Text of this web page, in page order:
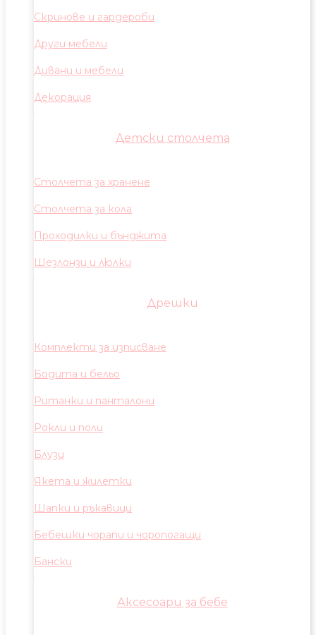
Скринове и гардероби
Други мебели
Дивани и мебели
Декорация
Детски столчета
Столчета за хранене
Столчета за кола
Проходилки и бънджита
Шезлонзи и люлки
Дрешки
Комплекти за изписване
Бодита и бельо
Ританки и панталони
Рокли и поли
Блузи
Якета и жилетки
Шапки и ръкавици
Бебешки чорапи и чоропогащи
Бански
Аксесоари за бебе